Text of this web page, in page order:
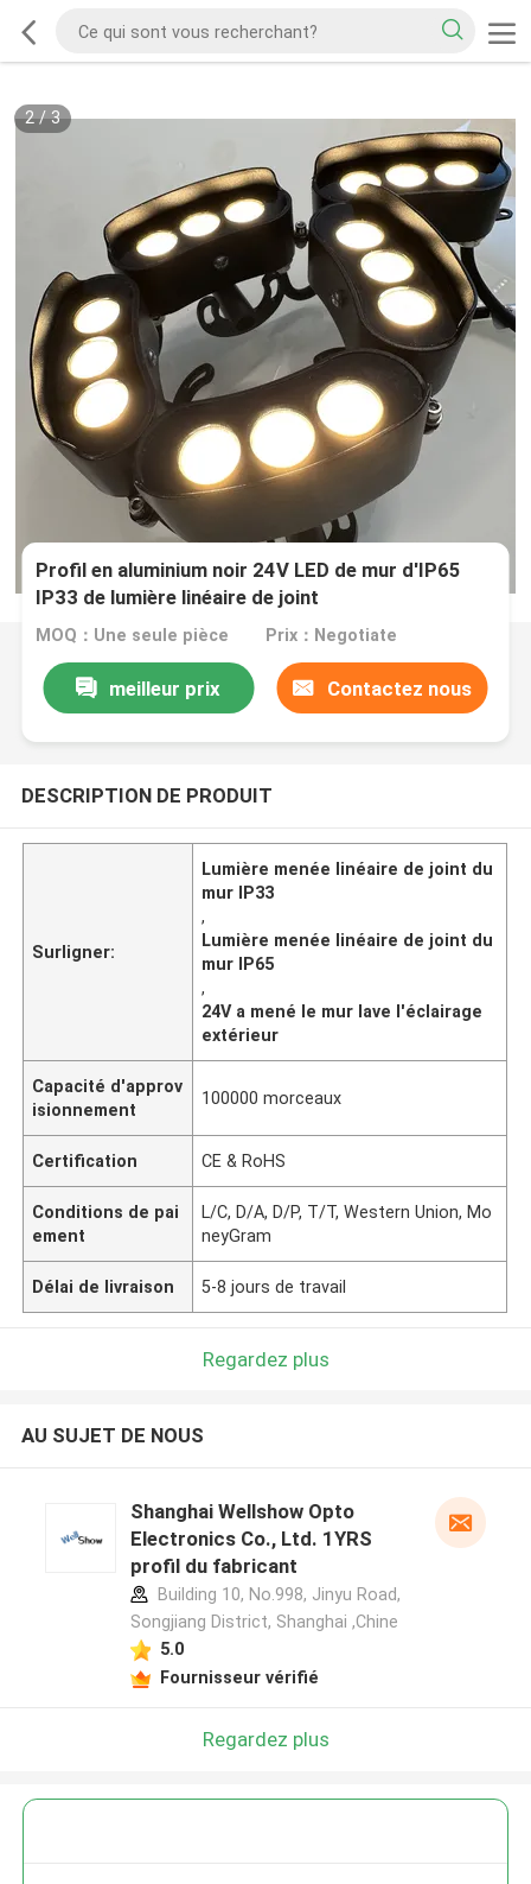
2/3
Profil en aluminium noir 24V LED de mur d'IP65
IP33 de lumière linéaire de joint
MOQ：Une seule pièce Prix：Negotiate
meilleur prix Contactez nous
DESCRIPTION DE PRODUIT
Surligner:
Lumière menée linéaire de joint du
mur IP33
,
Lumière menée linéaire de joint du
mur IP65
,
24V a mené le mur lave l'éclairage
extérieur
Capacité d'approv
isionnement
100000 morceaux
Certification CE & RoHS
Conditions de pai
ement
L/C, D/A, D/P, T/T, Western Union, Mo
neyGram
Délai de livraison 5-8 jours de travail
Regardez plus
AU SUJET DE NOUS
Shanghai Wellshow Opto
Electronics Co., Ltd. 1YRS
profil du fabricant
Building 10, No.998, Jinyu Road,
Songjiang District, Shanghai ,Chine
5.0
Fournisseur vérifié
Regardez plus